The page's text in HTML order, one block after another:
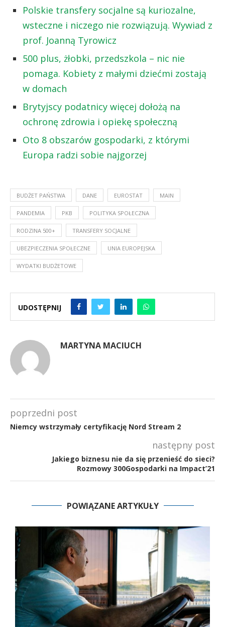
Polskie transfery socjalne są kuriozalne,
wsteczne i niczego nie rozwiązują. Wywiad z
prof. Joanną Tyrowicz
500 plus, żłobki, przedszkola – nic nie
pomaga. Kobiety z małymi dziećmi zostają
w domach
Brytyjscy podatnicy więcej dołożą na
ochronę zdrowia i opiekę społeczną
Oto 8 obszarów gospodarki, z którymi
Europa radzi sobie najgorzej
BUDŻET PAŃSTWA DANE EUROSTAT MAIN
PANDEMIA PKB POLITYKA SPOŁECZNA
RODZINA 500+ TRANSFERY SOCJALNE
UBEZPIECZENIA SPOŁECZNE UNIA EUROPEJSKA
WYDATKI BUDŻETOWE
UDOSTĘPNIJ
MARTYNA MACIUCH
poprzedni post
Niemcy wstrzymały certyfikację Nord Stream 2
następny post
Jakiego biznesu nie da się przenieść do sieci?
Rozmowy 300Gospodarki na Impact’21
POWIĄZANE ARTYKUŁY